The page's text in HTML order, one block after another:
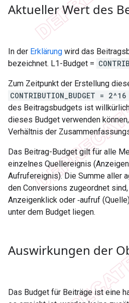
Aktueller Wert des
In der Erklärung wird das
bezeichnet. L1-Budget =
Zum Zeitpunkt der Erstellung
CONTRIBUTION_BUDGET =
des Beitragsbudgets ist
dieses Budget verwenden
Verhältnis der
Das Beitrag-Budget gilt für alle
einzelnes Quellereignis
Aufrufereignis). Die Summe aller
den Conversions zugeordnet
Anzeigenklick oder ‑aufruf
unter dem Budget liegen.
Auswirkungen der
Das Budget für Beiträge ist eine